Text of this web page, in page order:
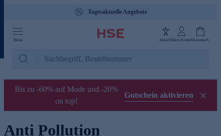
Tagesaktuelle Angebote
Menü AnsichtMein KontoWarenkorb
Bis zu -60% auf Mode und -20%
on top!
Gutschein aktivieren
Anti Pollution